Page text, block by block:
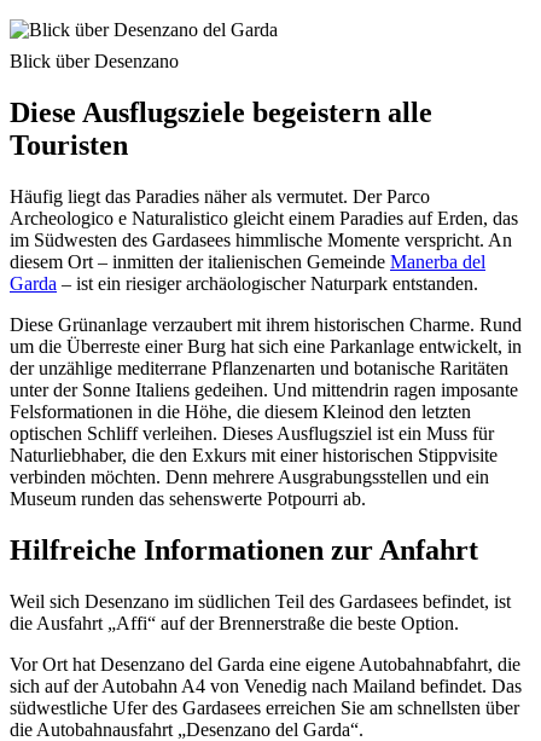
Blick über Desenzano
Diese Ausflugsziele begeistern alle
Touristen
Häufig liegt das Paradies näher als vermutet. Der Parco
Archeologico e Naturalistico gleicht einem Paradies auf Erden, das
im Südwesten des Gardasees himmlische Momente verspricht. An
diesem Ort – inmitten der italienischen Gemeinde Manerba del
Garda – ist ein riesiger archäologischer Naturpark entstanden.
Diese Grünanlage verzaubert mit ihrem historischen Charme. Rund
um die Überreste einer Burg hat sich eine Parkanlage entwickelt, in
der unzählige mediterrane Pflanzenarten und botanische Raritäten
unter der Sonne Italiens gedeihen. Und mittendrin ragen imposante
Felsformationen in die Höhe, die diesem Kleinod den letzten
optischen Schliff verleihen. Dieses Ausflugsziel ist ein Muss für
Naturliebhaber, die den Exkurs mit einer historischen Stippvisite
verbinden möchten. Denn mehrere Ausgrabungsstellen und ein
Museum runden das sehenswerte Potpourri ab.
Hilfreiche Informationen zur Anfahrt
Weil sich Desenzano im südlichen Teil des Gardasees befindet, ist
die Ausfahrt „Affi“ auf der Brennerstraße die beste Option.
Vor Ort hat Desenzano del Garda eine eigene Autobahnabfahrt, die
sich auf der Autobahn A4 von Venedig nach Mailand befindet. Das
südwestliche Ufer des Gardasees erreichen Sie am schnellsten über
die Autobahnausfahrt „Desenzano del Garda“.